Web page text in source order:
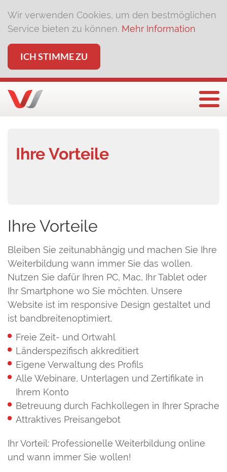
Wir verwenden Cookies, um den bestmöglichen
Service bieten zu können. Mehr Information
ICH STIMME ZU
Ihre Vorteile
Ihre Vorteile
Bleiben Sie zeitunabhängig und machen Sie Ihre
Weiterbildung wann immer Sie das wollen.
Nutzen Sie dafür Ihren PC, Mac, Ihr Tablet oder
Ihr Smartphone wo Sie möchten. Unsere
Website ist im responsive Design gestaltet und
ist bandbreitenoptimiert.
Freie Zeit- und Ortwahl
Länderspezifisch akkreditiert
Eigene Verwaltung des Profils
Alle Webinare, Unterlagen und Zertifikate in
Ihrem Konto
Betreuung durch Fachkollegen in Ihrer Sprache
Attraktives Preisangebot
Ihr Vorteil: Professionelle Weiterbildung online
und wann immer Sie wollen!